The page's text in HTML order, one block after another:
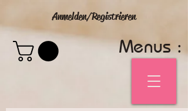
Anmelden/Registrieren
Menus :